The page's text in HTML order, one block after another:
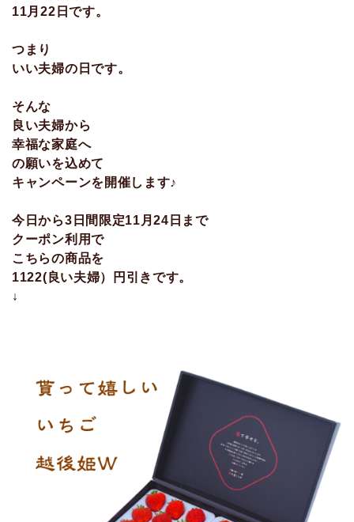
11月22日です。
つまり
いい夫婦の日です。
そんな
良い夫婦から
幸福な家庭へ
の願いを込めて
キャンペーンを開催します♪
今日から3日間限定11月24日まで
クーポン利用で
こちらの商品を
1122(良い夫婦）円引きです。
↓